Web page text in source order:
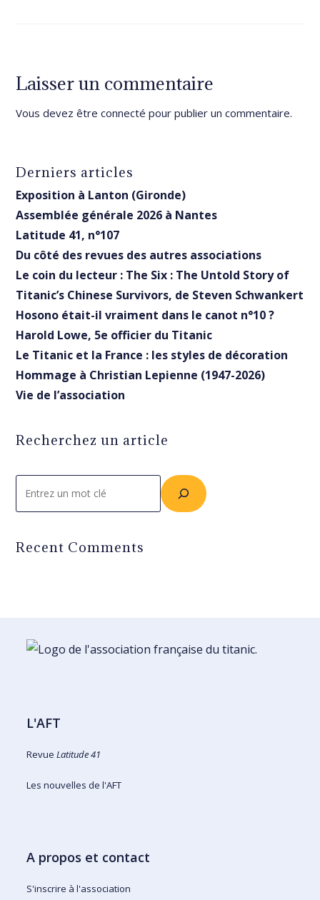
Laisser un commentaire
Vous devez êtreconnecté pour publier un commentaire.
Derniers articles
Exposition à Lanton (Gironde)
Assemblée générale 2026 à Nantes
Latitude 41, n°107
Du côté des revues des autres associations
Le coin du lecteur : The Six : The Untold Story of
Titanic’s Chinese Survivors, de Steven Schwankert
Hosono était-il vraiment dans le canot n°10 ?
Harold Lowe, 5e officier du Titanic
Le Titanic et la France : les styles de décoration
Hommage à Christian Lepienne (1947-2026)
Vie de l’association
Recherchez un article
Recent Comments
L'AFT
RevueLatitude 41
Les nouvelles de l'AFT
A propos et contact
S'inscrire à l'association